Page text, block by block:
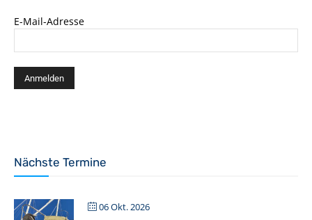
E-Mail-Adresse
Nächste Termine
06 Okt. 2026